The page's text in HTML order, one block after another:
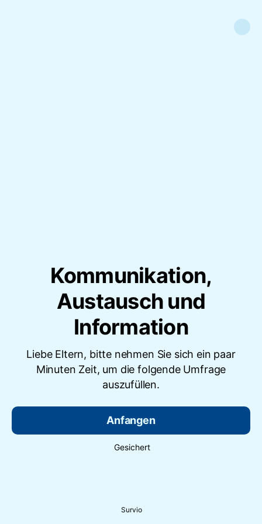
Kommunikation,
Austausch und
Information
Liebe Eltern, bitte nehmen Sie sich ein paar
Minuten Zeit, um die folgende Umfrage
auszufüllen.
Anfangen
Gesichert
Survio